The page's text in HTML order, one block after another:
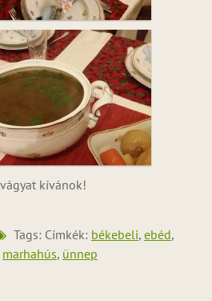
kívánok!
Tags: Címkék: békebeli, ebéd,
marhahús, ünnep